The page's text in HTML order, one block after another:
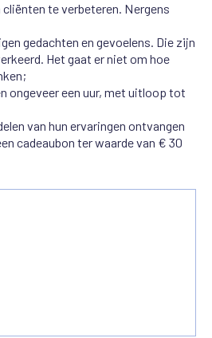
te verbeteren. Nergens
gedachten en gevoelens. Die zijn
Het gaat er niet om hoe
ongeveer een uur, met uitloop tot
van hun ervaringen ontvangen
cadeaubon ter waarde van € 30